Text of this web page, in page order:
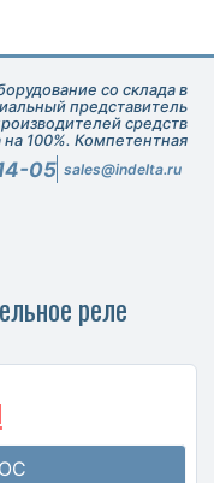
со склада в
представитель
средств
100%. Компетентная
оборудования.
05 sales@indelta.ru
реле